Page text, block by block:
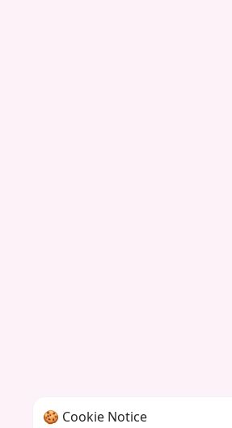
🍪 Cookie Notice